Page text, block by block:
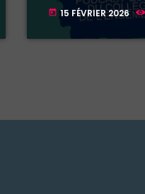
today 15 FÉVRIER 2026